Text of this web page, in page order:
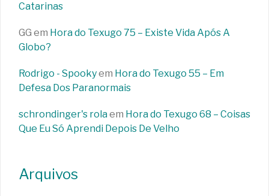
Catarinas
GG em Hora do Texugo 75 – Existe Vida Após A
Globo?
Rodrigo - Spookyem Hora do Texugo 55 – Em
Defesa Dos Paranormais
schrondinger's rolaem Hora do Texugo 68 – Coisas
Que Eu Só Aprendi Depois De Velho
Arquivos